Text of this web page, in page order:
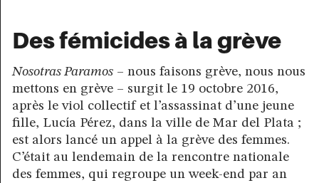
Des fémicides à la grève
Nosotras Paramos – nous faisons grève, nous nous
mettons en grève – surgit le 19 octobre 2016,
après le viol collectif et l’assassinat d’une jeune
fille, Lucía Pérez, dans la ville de Mar del Plata ;
est alors lancé un appel à la grève des femmes.
C’était au lendemain de la rencontre nationale
des femmes, qui regroupe un week-end par an